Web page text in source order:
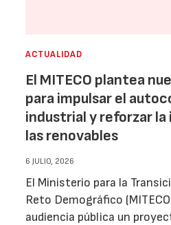
ACTUALIDAD
El MITECO plantea
para impulsar el
industrial y reforzar
las renovables
6 JULIO, 2026
El Ministerio para la
Reto Demográfico
audiencia pública un